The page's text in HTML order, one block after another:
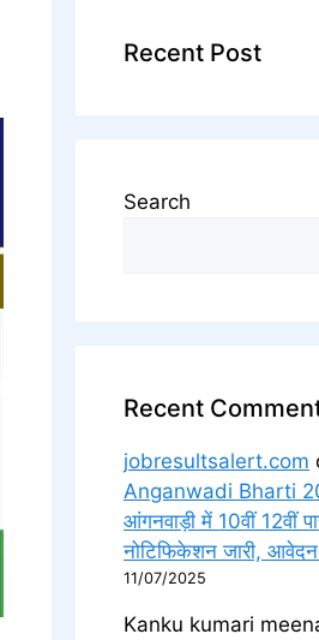
Recent Post
Search
Recent
jobresultsalert.com
Anganwadi Bharti
आंगनवाड़ी में 10वीं 12वीं
नोटिफिकेशन जारी,
11/07/2025
Kanku kumari